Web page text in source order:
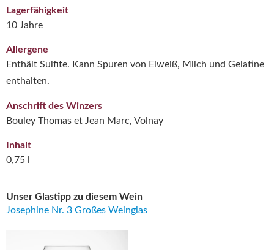
Unser Glastipp zu diesem Wein
Josephine Nr. 3 Großes Weinglas
Lagerfähigkeit
10 Jahre
Allergene
Enthält Sulfite. Kann Spuren von Eiweiß, Milch und Gelatine
enthalten.
Anschrift des Winzers
Bouley Thomas et Jean Marc, Volnay
Inhalt
0,75 l